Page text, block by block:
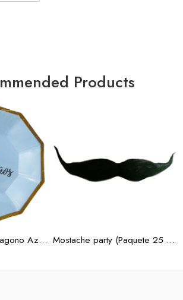
Products
Plato Carton 7″ Decagono Azul Borde Oro 10 pz. Mostache party (Paquete 25 pzas)